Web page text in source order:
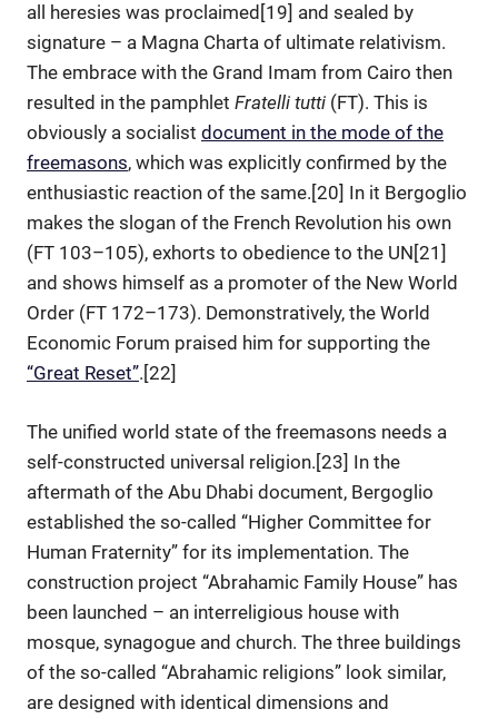
all heresies was proclaimed[19] and sealed by
signature – a Magna Charta of ultimate relativism.
The embrace with the Grand Imam from Cairo then
resulted in the pamphlet Fratelli tutti (FT). This is
obviously a socialist document in the mode of the
freemasons, which was explicitly confirmed by the
enthusiastic reaction of the same.[20] In it Bergoglio
makes the slogan of the French Revolution his own
(FT 103–105), exhorts to obedience to the UN[21]
and shows himself as a promoter of the New World
Order (FT 172–173). Demonstratively, the World
Economic Forum praised him for supporting the
“Great Reset”.[22]
The unified world state of the freemasons needs a
self-constructed universal religion.[23] In the
aftermath of the Abu Dhabi document, Bergoglio
established the so-called “Higher Committee for
Human Fraternity” for its implementation. The
construction project “Abrahamic Family House” has
been launched – an interreligious house with
mosque, synagogue and church. The three buildings
of the so-called “Abrahamic religions” look similar,
are designed with identical dimensions and